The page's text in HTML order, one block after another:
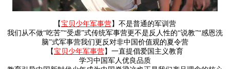
【宝贝少年军事营】不是普通的军训营
我们从不做“吃苦”“受虐”式传统军事营更不是反人性的“说教”“感恩洗
脑”式军事营我们更反对非中国价值观的夏令营
【宝贝少年军事营】一直提倡爱国主义教育
学习中国军人优良品质